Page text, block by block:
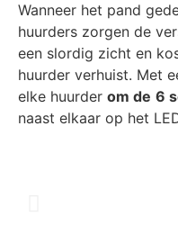
Wanneer het pand
huurders zorgen de
een slordig zicht en
huurder verhuist. Met
elke huurder om de 6
naast elkaar op het